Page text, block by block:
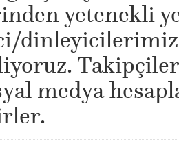
yetenekli
medya